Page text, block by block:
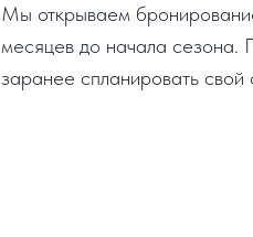
Мы открываем
месяцев до начала сезона.
заранее спланировать свой